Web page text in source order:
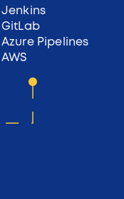
Jenkins
GitLab
Azure Pipelines
AWS